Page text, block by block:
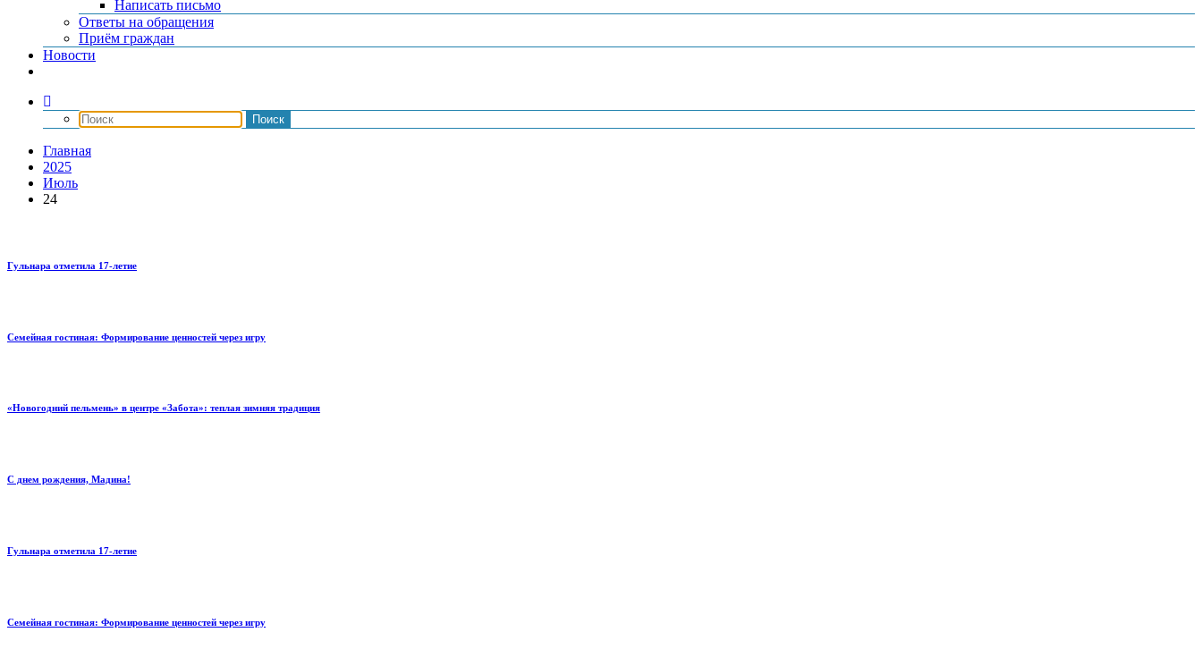
Написать письмо
Ответы на обращения
Приём граждан
Новости
Главная
2025
Июль
24
Гульнара отметила 17‑летие
Семейная гостиная: Формирование ценностей через игру
«Новогодний пельмень» в центре «Забота»: теплая зимняя традиция
С днем рождения, Мадина!
Гульнара отметила 17‑летие
Семейная гостиная: Формирование ценностей через игру